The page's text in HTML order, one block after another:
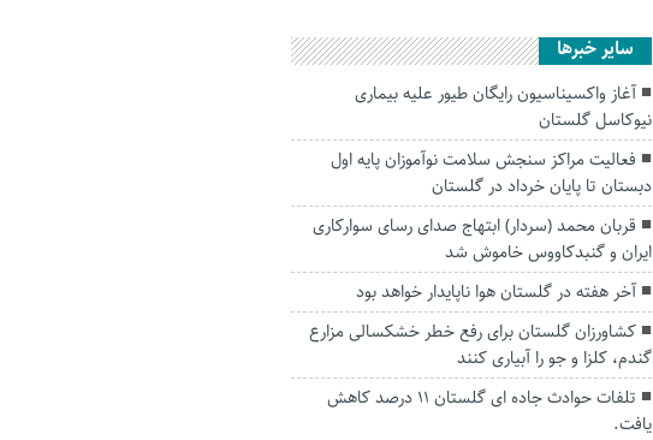
سایر خبرها
آغاز واکسیناسیون رایگان طیور علیه بیماری
نیوکاسل گلستان
فعالیت مراکز سنجش سلامت نوآموزان پایه اول
دبستان تا پایان خرداد در گلستان
قربان محمد (سردار) ابتهاج صدای رسای سوارکاری
ایران و گنبدکاووس خاموش شد
آخر هفته در گلستان هوا ناپایدار خواهد بود
کشاورزان گلستان برای رفع خطر خشکسالی مزارع
گندم، کلزا و جو را آبیاری کنند
تلفات حوادث جاده ای گلستان ۱۱ درصد کاهش
یافت.